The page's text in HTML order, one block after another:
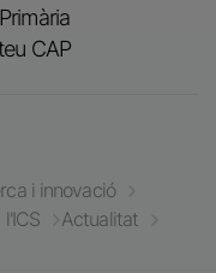
CAP
i innovació
Actualitat